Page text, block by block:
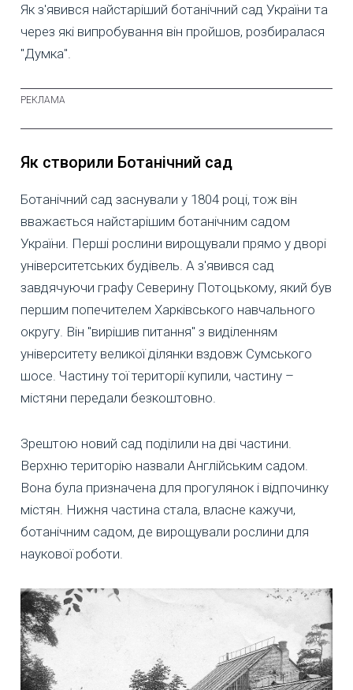
Як з'явився найстаріший ботанічний сад України та
через які випробування він пройшов, розбиралася
"Думка".
Як створили Ботанічний сад
Ботанічний сад заснували у 1804 році, тож він
вважається найстарішим ботанічним садом
України. Перші рослини вирощували прямо у дворі
університетських будівель. А з'явився сад
завдячуючи графу Северину Потоцькому, який був
першим попечителем Харківського навчального
округу. Він "вирішив питання" з виділенням
університету великої ділянки вздовж Сумського
шосе. Частину тої території купили, частину –
містяни передали безкоштовно.
Зрештою новий сад поділили на дві частини.
Верхню територію назвали Англійським садом.
Вона була призначена для прогулянок і відпочинку
містян. Нижня частина стала, власне кажучи,
ботанічним садом, де вирощували рослини для
наукової роботи.